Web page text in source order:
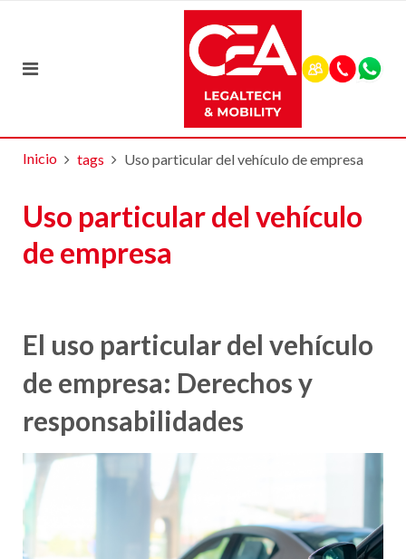
Inicio tags Uso particular del vehículo de empresa
Uso particular del vehículo
de empresa
El uso particular del vehículo
de empresa: Derechos y
responsabilidades